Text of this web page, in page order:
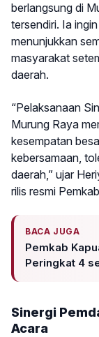
berlangsung di
tersendiri. Ia
menunjukkan
masyarakat
daerah.
“Pelaksanaan
Murung Raya
kesempatan
kebersamaan,
daerah,” ujar
rilis resmi
BACA JUGA
Pemkab
Peringkat 4
Sinergi
Acara